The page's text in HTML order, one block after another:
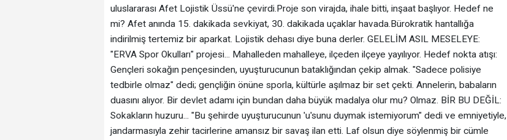
uluslararası Afet Lojistik Üssü'ne çevirdi.Proje son virajda, ihale bitti, inşaat başlıyor. Hedef ne
mi? Afet anında 15. dakikada sevkiyat, 30. dakikada uçaklar havada.Bürokratik hantallığa
indirilmiş tertemiz bir aparkat. Lojistik dehası diye buna derler. ‎GELELİM ASIL MESELEYE:
"ERVA Spor Okulları" projesi... Mahalleden mahalleye, ilçeden ilçeye yayılıyor. Hedef nokta atışı:
Gençleri sokağın pençesinden, uyuşturucunun bataklığından çekip almak. "Sadece polisiye
tedbirle olmaz" dedi; gençliğin önüne sporla, kültürle aşılmaz bir set çekti. Annelerin, babaların
duasını alıyor. Bir devlet adamı için bundan daha büyük madalya olur mu? Olmaz. ‎BİR BU DEĞİL:
Sokakların huzuru... "Bu şehirde uyuşturucunun 'u'sunu duymak istemiyorum" dedi ve emniyetiyle,
jandarmasıyla zehir tacirlerine amansız bir savaş ilan etti. Laf olsun diye söylenmiş bir cümle